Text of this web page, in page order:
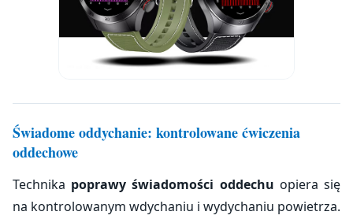
Świadome oddychanie: kontrolowane ćwiczenia
oddechowe
Technika poprawy świadomości oddechu opiera się
na kontrolowanym wdychaniu i wydychaniu powietrza.